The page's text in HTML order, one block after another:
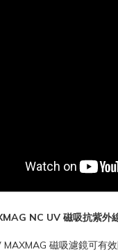
NC UV 磁吸抗紫外
磁吸濾鏡可有